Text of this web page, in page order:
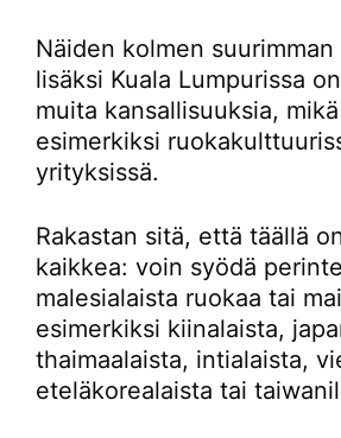
Näiden kolmen
lisäksi Kuala Lumpurissa
muita kansallisuuksia,
esimerkiksi
yrityksissä.
Rakastan sitä, että täällä
kaikkea: voin syödä
malesialaista ruokaa tai
esimerkiksi kiinalaista,
thaimaalaista, intialaista,
eteläkorealaista tai